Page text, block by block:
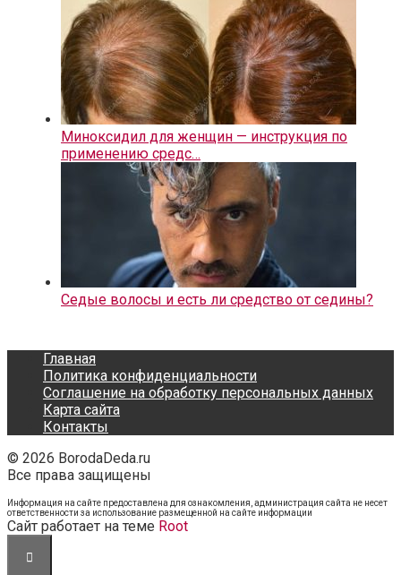
Миноксидил для женщин — инструкция по
применению средс…
Седые волосы и есть ли средство от седины?
Главная
Политика конфиденциальности
Соглашение на обработку персональных данных
Карта сайта
Контакты
© 2026 BorodaDeda.ru
Все права защищены
Информация на сайте предоставлена для ознакомления, администрация сайта не несет
ответственности за использование размещенной на сайте информации
Cайт работает на теме Root